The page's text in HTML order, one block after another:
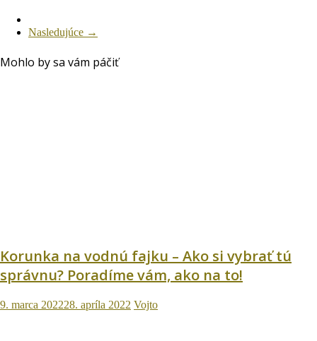
Nasledujúce →
Mohlo by sa vám páčiť
Korunka na vodnú fajku – Ako si vybrať tú
správnu? Poradíme vám, ako na to!
9. marca 202228. apríla 2022 Vojto